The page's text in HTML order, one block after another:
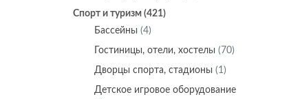
Спорт и туризм (421)
Бассейны (4)
Гостиницы, отели, хостелы (70)
Дворцы спорта, стадионы (1)
Детское игровое оборудование